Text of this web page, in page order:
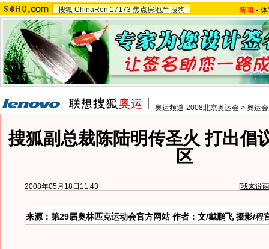
搜狐 ChinaRen 17173 焦点房地产 搜狗 新闻 -
奥运频道-2008北京奥运会 > 奥运
搜狐副总裁陈陆明传圣火 打出倡
区
2008年05月18日11:43 [我来说
来源：第29届奥林匹克运动会官方网站 作者：文/戴鹏飞 摄影/程